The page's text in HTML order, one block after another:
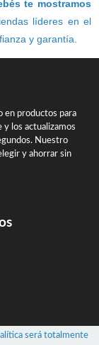
te mostramos
líderes en el
y garantía.
será totalmente
en productos para
y los actualizamos
Nuestro
y ahorrar sin